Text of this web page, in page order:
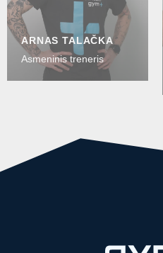
ARNAS TALAČKA
Asmeninis treneris